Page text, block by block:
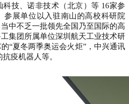
技、诺非技术（北京）等 16家参
参展单位以入驻南山的高校科研院
中不乏一批领先全国乃至国际的高
集团所属单位深圳航天工业技术研
“夏冬两季奥运会火炬”，中兴通讯
疫机器人等。